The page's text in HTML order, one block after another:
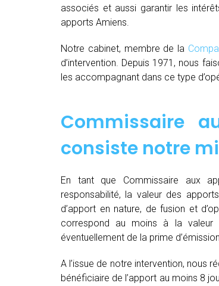
associés et aussi garantir les
apports Amiens.
Notre cabinet, membre de la
d’intervention. Depuis 1971, nous
les accompagnant dans ce type
Commissaire
consiste notre
En tant que Commissaire aux
responsabilité, la valeur des
d’apport en nature, de fusion et
correspond au moins à la valeur
éventuellement de la prime
A l’issue de notre intervention, nous
bénéficiaire de l’apport au moins 8